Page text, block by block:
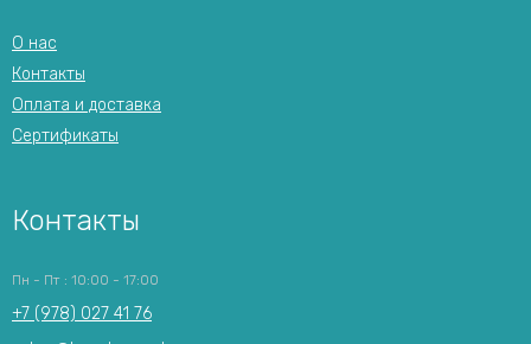
О нас
Контакты
Оплата и доставка
Сертификаты
Контакты
Пн - Пт : 10:00 - 17:00
+7 (978) 027 41 76